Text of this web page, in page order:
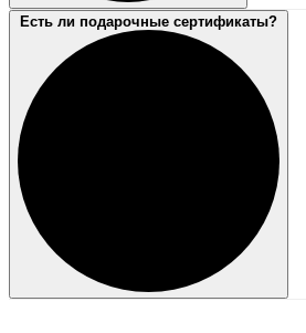
Есть ли подарочные сертификаты?